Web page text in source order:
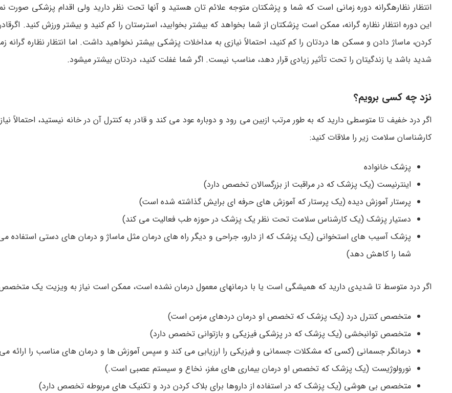
انتظار نظاره­گرانه دوره زمانی است که شما و پزشکتان متوجه علائم تان هستید و آن­ها تحت نظر دارید ولی اقدام پزشکی صورت
این دوره انتظار نظاره­ گرانه، ممکن است پزشکتان از شما بخواهد که بیشتر بخوابید، استرستان را کم کنید و بیشتر ورزش کنید.
کردن، ماساژ دادن و مسکن ­ها دردتان را کم کنید، احتمالاً نیازی به مداخلات پزشکی بیشتر نخواهید داشت. اما انتظار نظاره ­گرانه
شدید باشد یا زندگی­تان را تحت تأثیر زیادی قرار دهد، مناسب نیست. اگر شما غفلت کنید، دردتان بیشتر می­شود.
نزد چه کسی برویم؟
اگر درد خفیف تا متوسطی دارید که به طور مرتب ازبین می ­رود و دوباره عود می ­کند و قادر به کنترل آن در خانه نیستید، احتمالاً
کارشناسان سلامت زیر را ملاقات کنید:
پزشک خانواده
اینترنیست (یک پزشک که در مراقبت از بزرگسالان تخصص دارد)
پرستار آموزش دیده (یک پرستار که آموزش­ های حرفه ­ای برایش گذاشته شده است)
دستیار پزشک (یک کارشناس سلامت تحت نظر یک پزشک در حوزه طب فعالیت می ­کند)
پزشک آسیب ­های استخوانی (یک پزشک که از دارو، جراحی و دیگر راه­ های درمان مثل ماساژ و درمان­ های دستی استفاده می­
شما را کاهش دهد)
اگر درد متوسط تا شدیدی دارید که همیشگی است یا با درمان­های معمول درمان نشده است، ممکن است نیاز به ویزیت یک
متخصص کنترل درد (یک پزشک که تخصص او درمان دردهای مزمن است)
متخصص توانبخشی (یک پزشک که در پزشکی فیزیکی و بازتوانی تخصص دارد)
درمانگر جسمانی (کسی که مشکلات جسمانی و فیزیکی را ارزیابی می­ کند و سپس آموزش ­ها و درمان­ های مناسب را ارائه
نورولوژیست (یک پزشک که تخصص او درمان بیماری ­های مغز، نخاع و سیستم عصبی است.)
متخصص بی هوشی (یک پزشک که در استفاده از داروها برای بلاک کردن درد و تکنیک ­های مربوطه تخصص دارد)